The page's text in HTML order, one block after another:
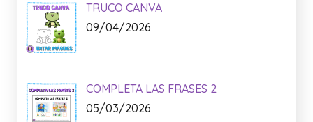
TRUCO CANVA
09/04/2026
COMPLETA LAS FRASES 2
05/03/2026